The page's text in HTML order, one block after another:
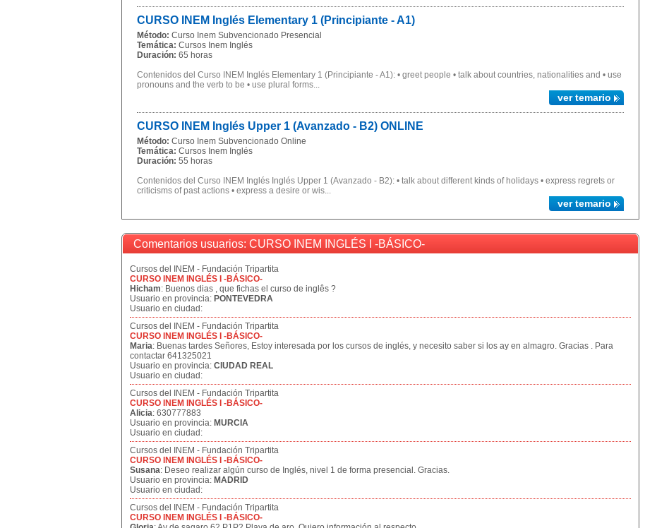
CURSO INEM Inglés Elementary 1 (Principiante - A1)
Método: Curso Inem Subvencionado Presencial
Temática: Cursos Inem Inglés
Duración: 65 horas
Contenidos del Curso INEM Inglés Elementary 1 (Principiante - A1): • greet people • talk about countries, nationalities and • use
pronouns and the verb to be • use plural forms...
ver temario
CURSO INEM Inglés Upper 1 (Avanzado - B2) ONLINE
Método: Curso Inem Subvencionado Online
Temática: Cursos Inem Inglés
Duración: 55 horas
Contenidos del Curso INEM Inglés Inglés Upper 1 (Avanzado - B2): • talk about different kinds of holidays • express regrets or
criticisms of past actions • express a desire or wis...
ver temario
Comentarios usuarios: CURSO INEM INGLÉS I -BÁSICO-
Cursos del INEM - Fundación Tripartita
CURSO INEM INGLÉS I -BÁSICO-
Hicham: Buenos dias , que fichas el curso de inglês ?
Usuario en provincia: PONTEVEDRA
Usuario en ciudad:
Cursos del INEM - Fundación Tripartita
CURSO INEM INGLÉS I -BÁSICO-
Maria: Buenas tardes Señores, Estoy interesada por los cursos de inglés, y necesito saber si los ay en almagro. Gracias . Para
contactar 641325021
Usuario en provincia: CIUDAD REAL
Usuario en ciudad:
Cursos del INEM - Fundación Tripartita
CURSO INEM INGLÉS I -BÁSICO-
Alicia: 630777883
Usuario en provincia: MURCIA
Usuario en ciudad:
Cursos del INEM - Fundación Tripartita
CURSO INEM INGLÉS I -BÁSICO-
Susana: Deseo realizar algún curso de Inglés, nivel 1 de forma presencial. Gracias.
Usuario en provincia: MADRID
Usuario en ciudad:
Cursos del INEM - Fundación Tripartita
CURSO INEM INGLÉS I -BÁSICO-